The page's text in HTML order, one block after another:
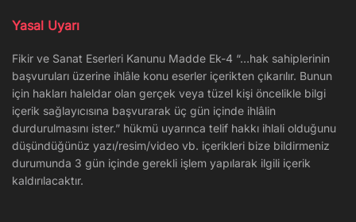
Yasal Uyarı
Fikir ve Sanat Eserleri Kanunu Madde Ek-4 “…hak sahiplerinin
başvuruları üzerine ihlâle konu eserler içerikten çıkarılır. Bunun
için hakları haleldar olan gerçek veya tüzel kişi öncelikle bilgi
içerik sağlayıcısına başvurarak üç gün içinde ihlâlin
durdurulmasını ister.” hükmü uyarınca telif hakkı ihlali olduğunu
düşündüğünüz yazı/resim/video vb. içerikleri bize bildirmeniz
durumunda 3 gün içinde gerekli işlem yapılarak ilgili içerik
kaldırılacaktır.